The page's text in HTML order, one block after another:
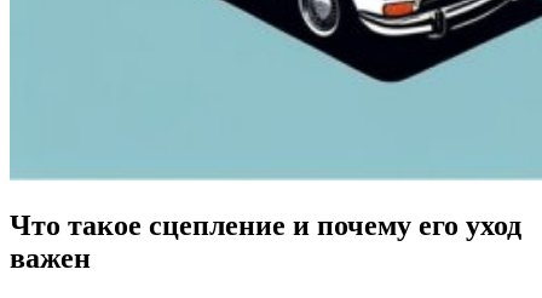
Что такое сцепление и почему его уход
важен